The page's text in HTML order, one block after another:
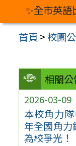
✨全市英語
首頁 >校園
相關公
2026-03-09
本校角力
年全國角力
為校爭光！